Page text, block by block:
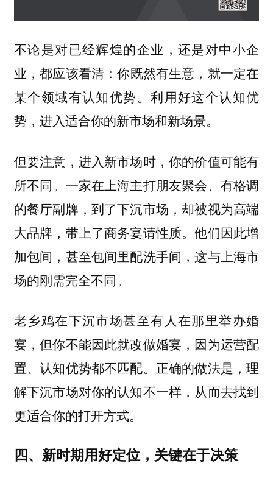
不论是对已经辉煌的企业，还是对中小企
业，都应该看清：你既然有生意，就一定在
某个领域有认知优势。利用好这个认知优
势，进入适合你的新市场和新场景。
但要注意，进入新市场时，你的价值可能有
所不同。一家在上海主打朋友聚会、有格调
的餐厅副牌，到了下沉市场，却被视为高端
大品牌，带上了商务宴请性质。他们因此增
加包间，甚至包间里配洗手间，这与上海市
场的刚需完全不同。
老乡鸡在下沉市场甚至有人在那里举办婚
宴，但你不能因此就改做婚宴，因为运营配
置、认知优势都不匹配。正确的做法是，理
解下沉市场对你的认知不一样，从而去找到
更适合你的打开方式。
四、新时期用好定位，关键在于决策